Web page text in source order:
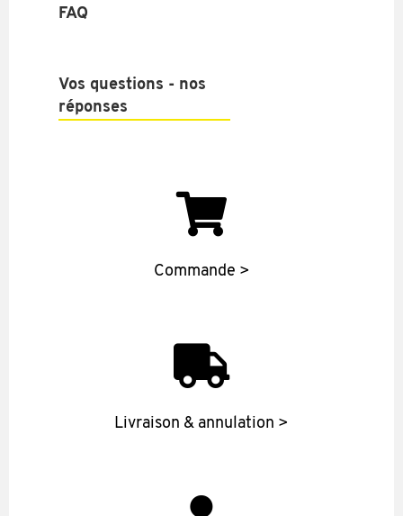
FAQ
Vos questions - nos
réponses
Commande >
Livraison & annulation >